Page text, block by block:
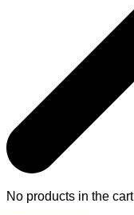
No products in the cart